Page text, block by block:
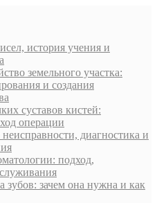
история учения и
земельного участка:
и создания
суставов кистей:
операции
диагностика и
подход,
зубов: зачем она нужна и как